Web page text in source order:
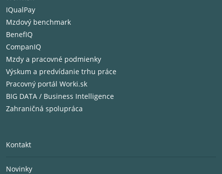
IQualPay
Mzdový benchmark
BenefIQ
CompanIQ
Mzdy a pracovné podmienky
Výskum a predvídanie trhu práce
Pracovný portál Worki.sk
BIG DATA / Business Intelligence
Zahraničná spolupráca
Kontakt
Novinky